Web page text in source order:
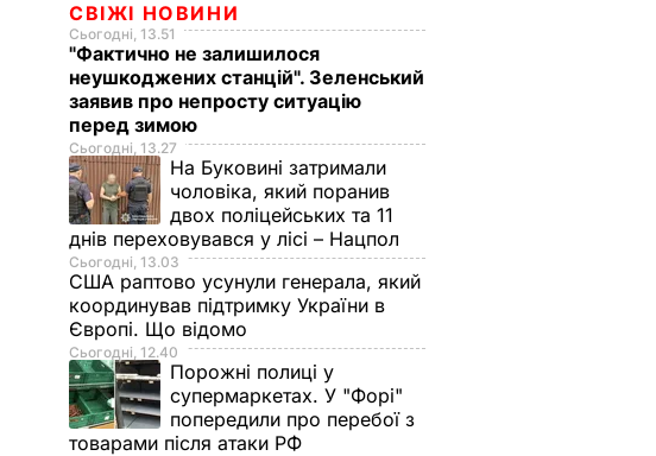
СВІЖІ НОВИНИ
Сьогодні, 13.51
"Фактично не залишилося
неушкоджених станцій". Зеленський
заявив про непросту ситуацію
перед зимою
Сьогодні, 13.27
На Буковині затримали
чоловіка, який поранив
двох поліцейських та 11
днів переховувався у лісі – Нацпол
Сьогодні, 13.03
США раптово усунули генерала, який
координував підтримку України в
Європі. Що відомо
Сьогодні, 12.40
Порожні полиці у
супермаркетах. У "Форі"
попередили про перебої з
товарами після атаки РФ